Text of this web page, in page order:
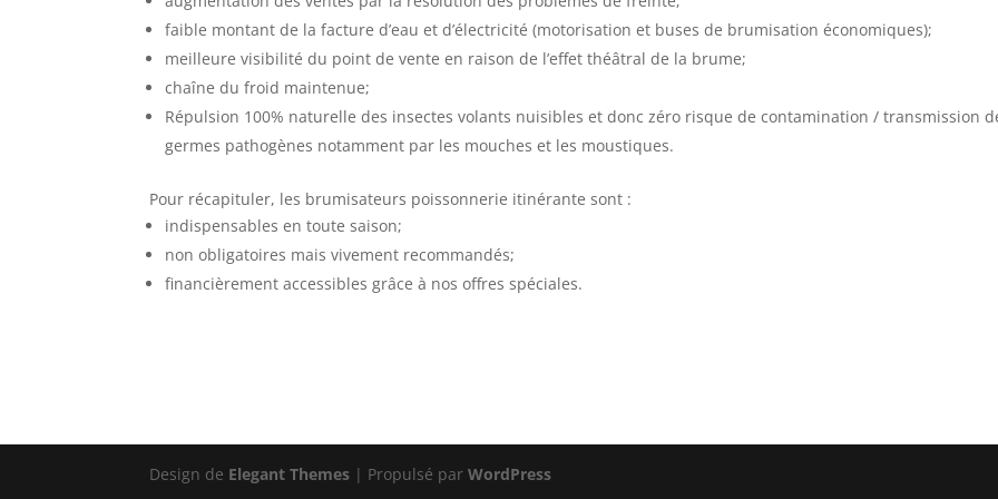
faible montant de la facture d’eau et d’électricité (motorisation et buses de brumisation économiques);
meilleure visibilité du point de vente en raison de l’effet théâtral de la brume;
chaîne du froid maintenue;
Répulsion 100% naturelle des insectes volants nuisibles et donc zéro risque de contamination / transmission
germes pathogènes notamment par les mouches et les moustiques.
Pour récapituler, les brumisateurs poissonnerie itinérante sont :
indispensables en toute saison;
non obligatoires mais vivement recommandés;
financièrement accessibles grâce à nos offres spéciales.
Design de Elegant Themes | Propulsé parWordPress